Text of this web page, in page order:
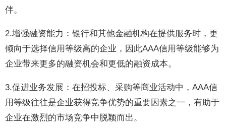
伴。
2.增强融资能力：银行和其他金融机构在提供服务时，更
倾向于选择信用等级高的企业，因此AAA信用等级能够为
企业带来更多的融资机会和更低的融资成本。
3.促进业务发展：在招投标、采购等商业活动中，AAA信
用等级往往是企业获得竞争优势的重要因素之一，有助于
企业在激烈的市场竞争中脱颖而出。